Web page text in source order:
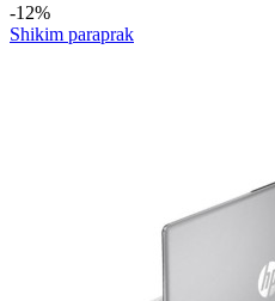
-12%
Shikim paraprak